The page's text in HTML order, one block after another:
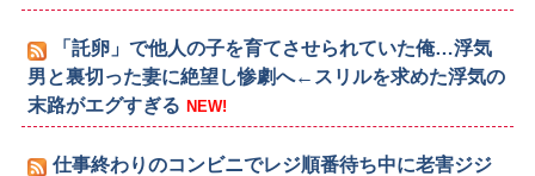
「託卵」で他人の子を育てさせられていた俺…浮気
男と裏切った妻に絶望し惨劇へ←スリルを求めた浮気の
末路がエグすぎる NEW!
仕事終わりのコンビニでレジ順番待ち中に老害ジジ